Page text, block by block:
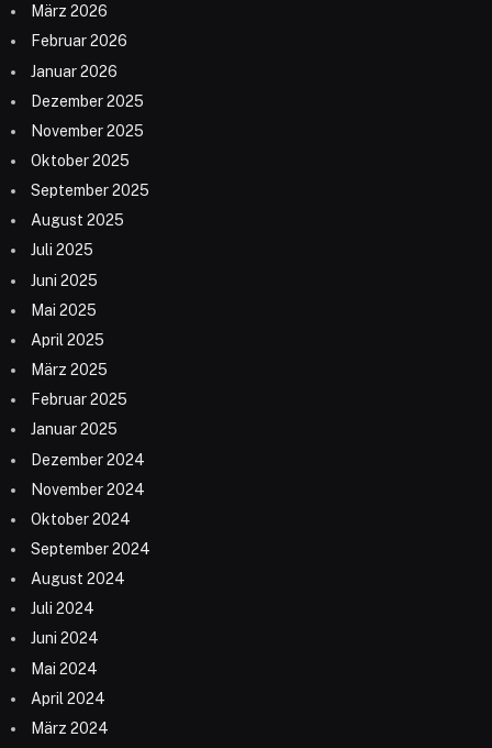
März 2026
Februar 2026
Januar 2026
Dezember 2025
November 2025
Oktober 2025
September 2025
August 2025
Juli 2025
Juni 2025
Mai 2025
April 2025
März 2025
Februar 2025
Januar 2025
Dezember 2024
November 2024
Oktober 2024
September 2024
August 2024
Juli 2024
Juni 2024
Mai 2024
April 2024
März 2024